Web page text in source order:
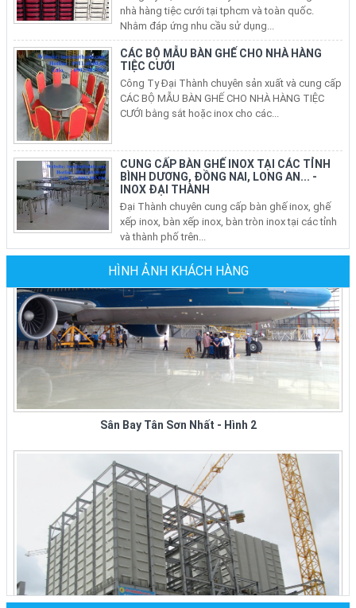
CÁC BỘ MẪU BÀN GHẾ CHO NHÀ HÀNG
TIỆC CƯỚI
Công Ty Đại Thành chuyên sản xuất và cung cấp
CÁC BỘ MẪU BÀN GHẾ CHO NHÀ HÀNG TIỆC
CƯỚI bằng sắt hoặc inox cho các...
CUNG CẤP BÀN GHẾ INOX TẠI CÁC TỈNH
Đại Thành chuyên cung cấp bàn ghế inox, ghế
xếp inox, bàn xếp inox, bàn tròn inox tại các tỉnh
và thành phố trên...
BÁN BÀN GHẾ INOX, BÀN TRÒN INOX, BÀN
XẾP INOX, GHẾ XẾP VĂN PHÒNG TẠI CÁC
QUẬN Ở TP HCM
Nhu Cầu sử dụng bàn ghế inox, bộ bàn tròn inox
304 cho phòng ăn gia đình, ghế xếp văn phòng
tại các quận ở tphcm ngày...
Ghế Sắt Nhà Hàng Tiệc Cưới Tại TPHCM
Giá Mới Nhất Tại Xưởng Sản Xuất
Đại Ty Đại Thành chuyên sản xuất, cung cấp các
loại ghế sắt nhà hàng các loại: ghế sắt nhà hàng
bọc nệm, ghế sắt...
TẠI TPHCM
Công Ty Đại Thành chuyên sản xuất các loại ghế
nhà hàng giá rẻ, bàn ghế nhà hàng cao cấp cho
các nhà...
BÀN GHẾ NHÀ HÀNG TIỆC CƯỚI GIÁ TẠI
XƯỞNG CÔNG TY ĐẠI THÀNH Ở TPHCM
Công ty Đại Thành chuyên sản xuất, mua, bán
các loại bàn ghế nhà hàng tiệc cưới tại tphcm và
HÌNH ẢNH KHÁCH HÀNG
Sân Bay Tân Sơn Nhất - Hình 2